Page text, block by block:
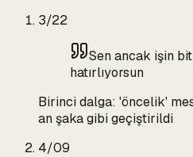
3/22
Sen ancak işin
hatırlıyorsun
Birinci dalga: 'öncelik'
an şaka gibi geçiştirildi
4/09